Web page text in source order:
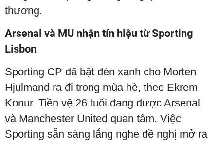
thương.
Arsenal và MU nhận tín hiệu từ Sporting
Lisbon
Sporting CP đã bật đèn xanh cho Morten
Hjulmand ra đi trong mùa hè, theo Ekrem
Konur. Tiền vệ 26 tuổi đang được Arsenal
và Manchester United quan tâm. Việc
Sporting sẵn sàng lắng nghe đề nghị mở ra